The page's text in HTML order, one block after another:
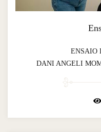
ENSAIO
DANI ANGELI